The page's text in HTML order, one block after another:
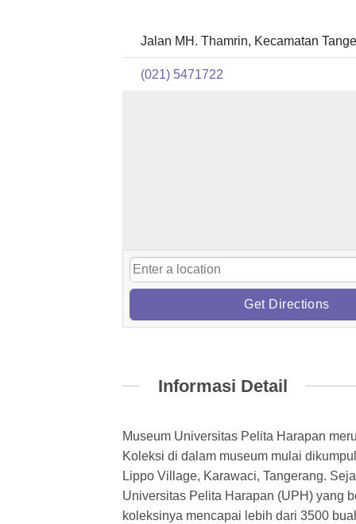
Jalan MH. Thamrin, Kecamatan
(021) 5471722
Get Directions
Informasi Detail
Museum Universitas Pelita Harapan
Koleksi di dalam museum mulai
Lippo Village, Karawaci, Tangerang.
Universitas Pelita Harapan (UPH) yang
koleksinya mencapai lebih dari 3500